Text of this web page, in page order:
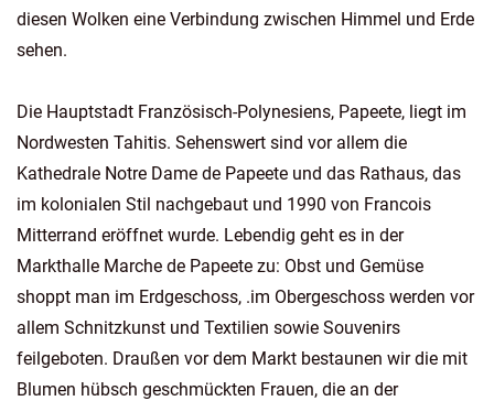
diesen Wolken eine Verbindung zwischen Himmel und Erde
sehen.
Die Hauptstadt Französisch-Polynesiens, Papeete, liegt im
Nordwesten Tahitis. Sehenswert sind vor allem die
Kathedrale Notre Dame de Papeete und das Rathaus, das
im kolonialen Stil nachgebaut und 1990 von Francois
Mitterrand eröffnet wurde. Lebendig geht es in der
Markthalle Marche de Papeete zu: Obst und Gemüse
shoppt man im Erdgeschoss, .im Obergeschoss werden vor
allem Schnitzkunst und Textilien sowie Souvenirs
feilgeboten. Draußen vor dem Markt bestaunen wir die mit
Blumen hübsch geschmückten Frauen, die an der